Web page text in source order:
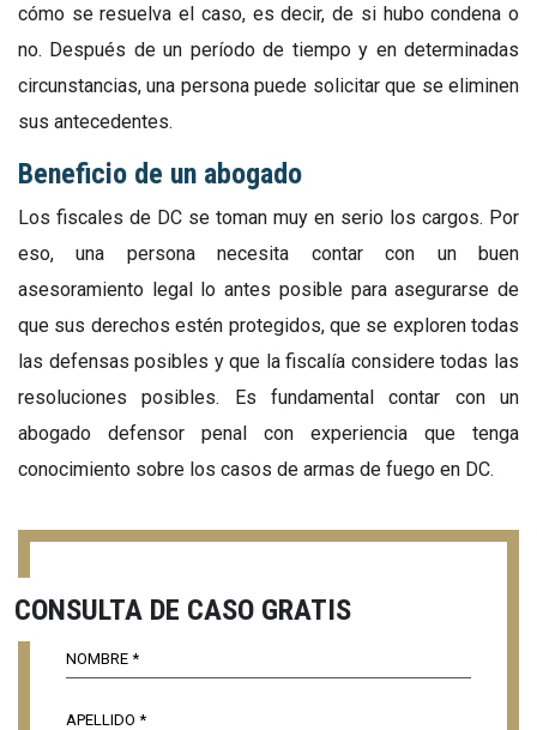
cómo se resuelva el caso, es decir, de si hubo condena o
no. Después de un período de tiempo y en determinadas
circunstancias, una persona puede solicitar que se eliminen
sus antecedentes.
Beneficio de un abogado
Los fiscales de DC se toman muy en serio los cargos. Por
eso, una persona necesita contar con un buen
asesoramiento legal lo antes posible para asegurarse de
que sus derechos estén protegidos, que se exploren todas
las defensas posibles y que la fiscalía considere todas las
resoluciones posibles. Es fundamental contar con un
abogado defensor penal con experiencia que tenga
conocimiento sobre los casos de armas de fuego en DC.
CONSULTA DE CASO GRATIS